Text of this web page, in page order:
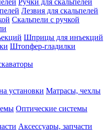
Ручки для скальпелей
Лезвия для скальпелей
Скальпели с ручкой
Шприцы для инъекций
Штопфер-гладилки
Матрасы, чехлы
Оптические системы
Аксессуары, запчасти